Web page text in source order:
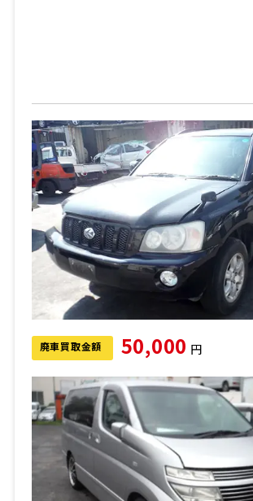
廃車買取金額 50,000 円